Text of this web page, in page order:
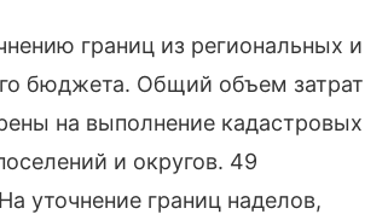
границ из региональных и
бюджета. Общий объем затрат
на выполнение кадастровых
и округов. 49
уточнение границ наделов,